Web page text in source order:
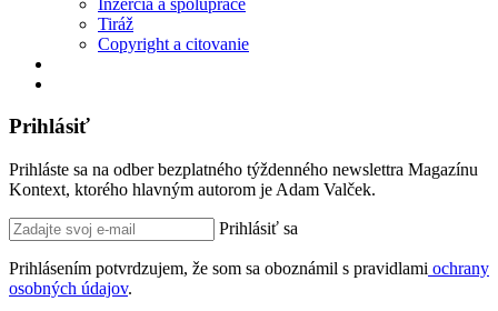
Tiráž
Copyright a citovanie
Prihlásiť
Prihláste sa na odber bezplatného týždenného newslettra Magazínu
Kontext, ktorého hlavným autorom je Adam Valček.
Prihlásiť sa
Prihlásením potvrdzujem, že som sa oboznámil s pravidlami ochrany
osobných údajov.